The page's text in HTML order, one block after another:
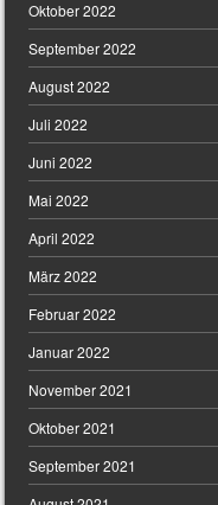
Oktober 2022
September 2022
August 2022
Juli 2022
Juni 2022
Mai 2022
April 2022
März 2022
Februar 2022
Januar 2022
November 2021
Oktober 2021
September 2021